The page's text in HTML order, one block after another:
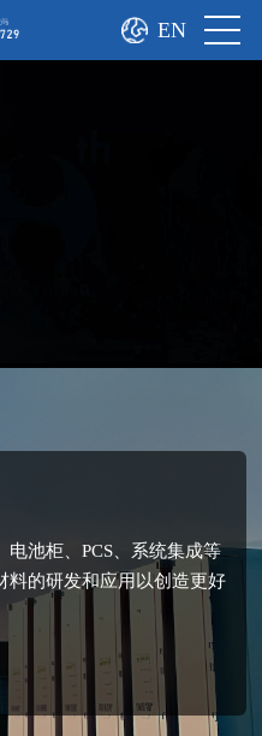
EN
池柜、PCS、系统集成等
料的研发和应用以创造更好
值，应用于组串式逆变器、
护,选择我们的光伏解决方
源。
案，致力于减少碳排放、提
产品创新，专业提供风电变
。
,我们的产品涵盖动力电池、
理系统等电路安全保护，让
验。
用于直流充电桩、交流充电
源的发展，为可持续出行铺
于家用电器、电源、照明等
起开启智慧生活新时代，为
能家居体验。
析、智能机房等新一代信息
造业的数字化和智能化进
的制造解决方案。